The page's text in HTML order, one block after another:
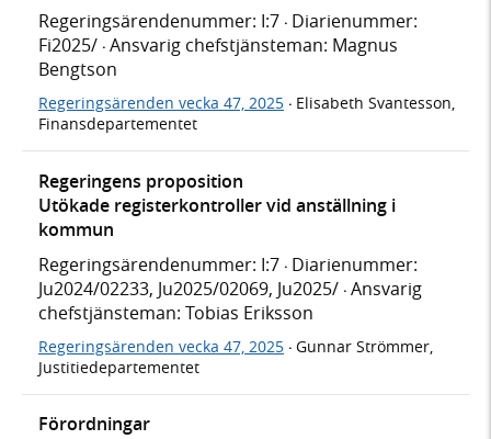
Regeringsärendenummer: I:7 · Diarienummer:
Fi2025/ · Ansvarig chefstjänsteman: Magnus
Bengtson
Regeringsärenden vecka 47, 2025 · Elisabeth Svantesson,
Finansdepartementet
Regeringens proposition
Utökade registerkontroller vid anställning i
kommun
Regeringsärendenummer: I:7 · Diarienummer:
Ju2024/02233, Ju2025/02069, Ju2025/ · Ansvarig
chefstjänsteman: Tobias Eriksson
Regeringsärenden vecka 47, 2025 · Gunnar Strömmer,
Justitiedepartementet
Förordningar